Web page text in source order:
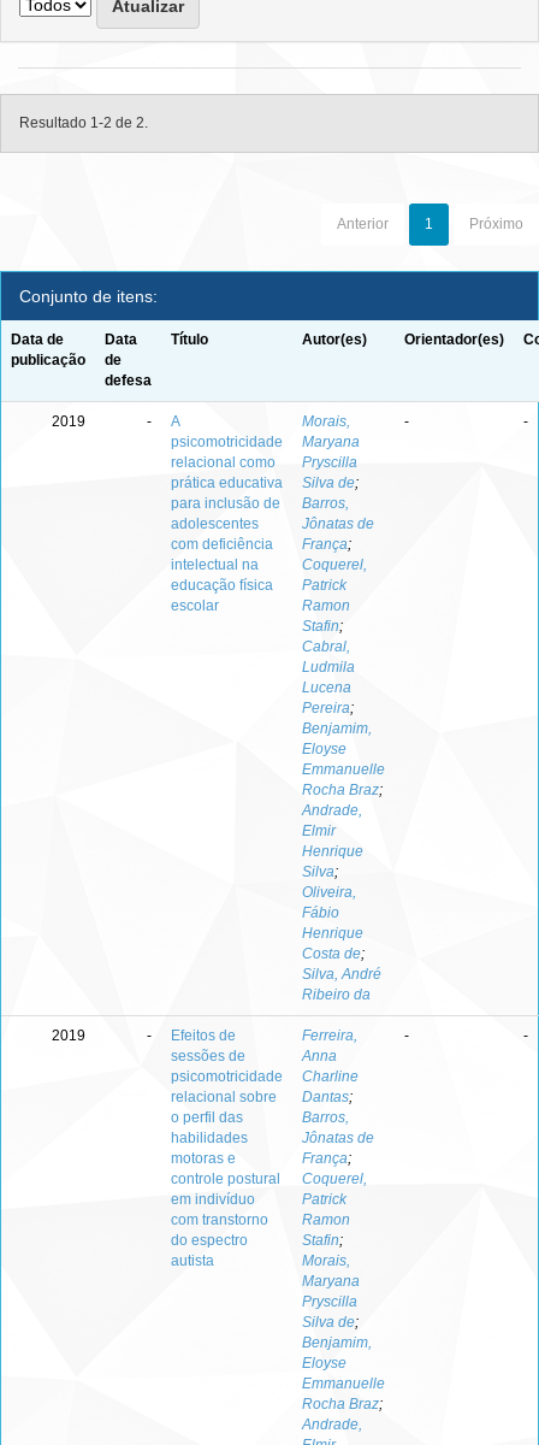
Resultado 1-2 de 2.
Anterior 1 Próximo
Conjunto de itens:
Data de
publicação
Data
de
defesa
Título Autor(es) Orientador(es)
2019 -
A
psicomotricidade
relacional como
prática educativa
para inclusão de
adolescentes
com deficiência
intelectual na
educação física
escolar
Morais,
Maryana
Pryscilla
Silva de;
Barros,
Jônatas de
França;
Coquerel,
Patrick
Ramon
Stafin;
Cabral,
Ludmila
Lucena
Pereira;
Benjamim,
Eloyse
Emmanuelle
Rocha Braz;
Andrade,
Elmir
Henrique
Silva;
Oliveira,
Fábio
Henrique
Costa de;
Silva, André
Ribeiro da
- -
2019 -
Efeitos de
sessões de
psicomotricidade
relacional sobre
o perfil das
habilidades
motoras e
controle postural
em indivíduo
com transtorno
do espectro
autista
Ferreira,
Anna
Charline
Dantas;
Barros,
Jônatas de
França;
Coquerel,
Patrick
Ramon
Stafin;
Morais,
Maryana
Pryscilla
Silva de;
Benjamim,
Eloyse
Emmanuelle
Rocha Braz;
Andrade,
- -